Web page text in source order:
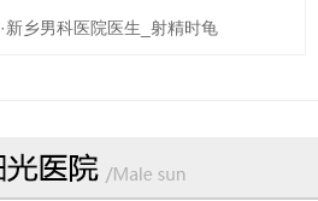
·新乡男科医院医生_射精时龟